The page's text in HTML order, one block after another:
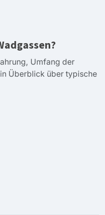
Umfang der
Überblick über typische